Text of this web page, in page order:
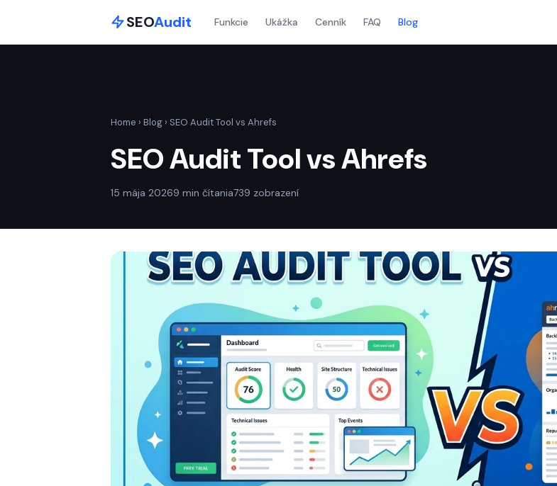
SEOAudit Funkcie Ukážka Cenník FAQ Blog
Home › Blog › SEO Audit Tool vs Ahrefs
SEO Audit Tool vs Ahrefs
15 mája 20269 min čítania739 zobrazení